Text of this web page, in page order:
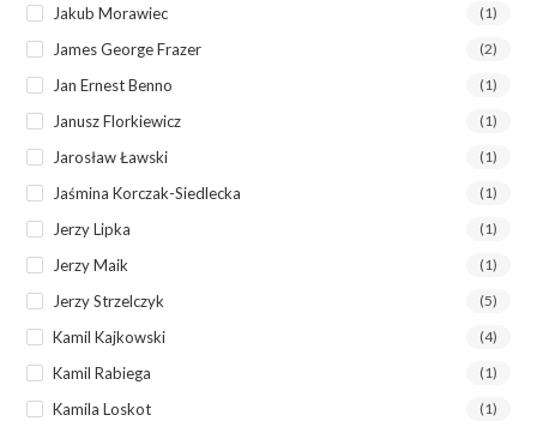
Jakub Morawiec (1)
James George Frazer (2)
Jan Ernest Benno (1)
Janusz Florkiewicz (1)
Jarosław Ławski (1)
Jaśmina Korczak-Siedlecka (1)
Jerzy Lipka (1)
Jerzy Maik (1)
Jerzy Strzelczyk (5)
Kamil Kajkowski (4)
Kamil Rabiega (1)
Kamila Loskot (1)